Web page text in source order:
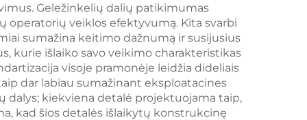
Geležinkelių dalių patikimumas
operatorių veiklos efektyvumą. Kita svarbi
sumažina keitimo dažnumą ir susijusius
kurie išlaiko savo veikimo charakteristikas
visoje pramonėje leidžia dideliais
dar labiau sumažinant eksploatacines
dalys; kiekviena detalė projektuojama taip,
kad šios detalės išlaikytų konstrukcinę